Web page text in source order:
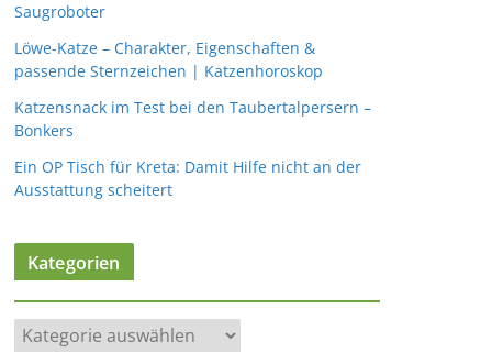
Saugroboter
Löwe-Katze – Charakter, Eigenschaften &
passende Sternzeichen | Katzenhoroskop
Katzensnack im Test bei den Taubertalpersern –
Bonkers
Ein OP Tisch für Kreta: Damit Hilfe nicht an der
Ausstattung scheitert
Kategorien